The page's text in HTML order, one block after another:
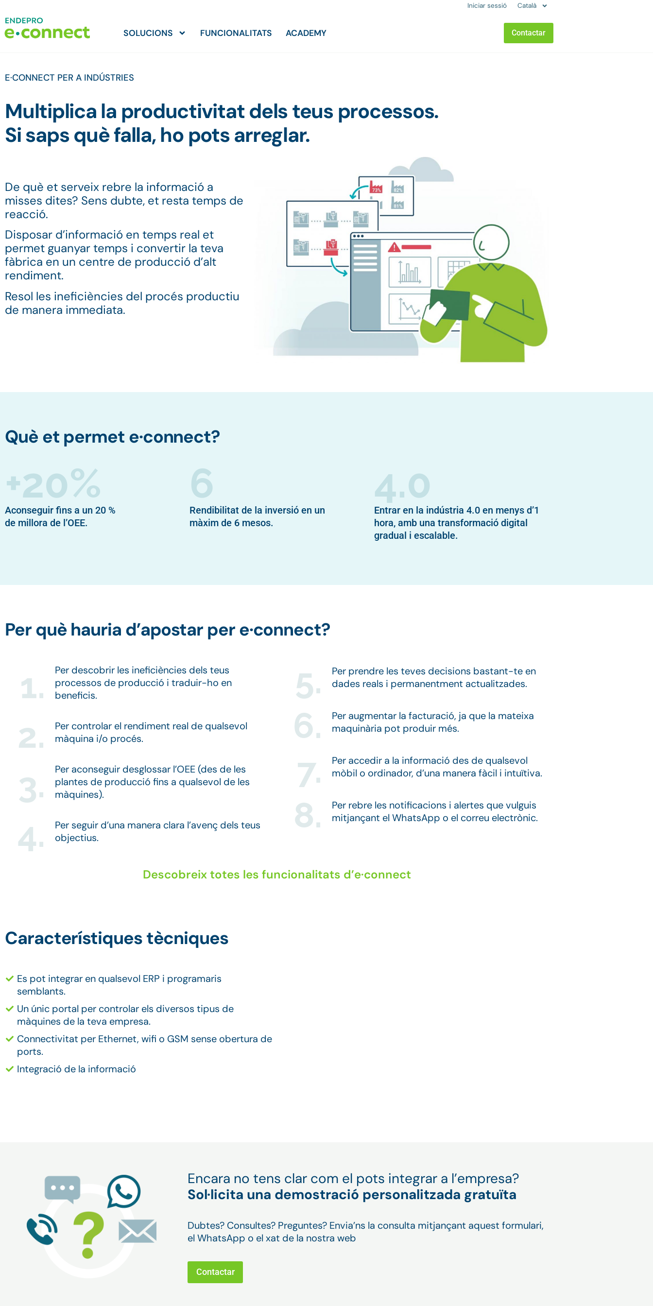
Iniciar sessió Català
SOLUCIONS FUNCIONALITATS ACADEMY Contactar
E·CONNECT PER A INDÚSTRIES
Multiplica la productivitat dels teus processos.
Si saps què falla, ho pots arreglar.
De què et serveix rebre la informació a
misses dites? Sens dubte, et resta temps de
reacció.
Disposar d’informació en temps real et
permet guanyar temps i convertir la teva
fàbrica en un centre de producció d’alt
rendiment.
Resol les ineficiències del procés productiu
de manera immediata.
Què et permet e·connect?
+20%
Aconseguir fins a un 20 %
de millora de l’OEE.
6
Rendibilitat de la inversió en un
màxim de 6 mesos.
4.0
Entrar en la indústria 4.0 en menys d’1
hora, amb una transformació digital
gradual i escalable.
Per què hauria d’apostar per e·connect?
1.
Per descobrir les ineficiències dels teus
processos de producció i traduir-ho en
beneficis.
2.
Per controlar el rendiment real de qualsevol
màquina i/o procés.
3.
Per aconseguir desglossar l’OEE (des de les
plantes de producció fins a qualsevol de les
màquines).
4.
Per seguir d’una manera clara l’avenç dels teus
objectius.
5.
Per prendre les teves decisions bastant-te en
dades reals i permanentment actualitzades.
6.
Per augmentar la facturació, ja que la mateixa
maquinària pot produir més.
7.
Per accedir a la informació des de qualsevol
mòbil o ordinador, d’una manera fàcil i intuïtiva.
8.
Per rebre les notificacions i alertes que vulguis
mitjançant el WhatsApp o el correu electrònic.
Descobreix totes les funcionalitats d’e·connect
Característiques tècniques
Es pot integrar en qualsevol ERP i programaris
semblants.
Un únic portal per controlar els diversos tipus de
màquines de la teva empresa.
Connectivitat per Ethernet, wifi o GSM sense obertura de
ports.
Integració de la informació
Encara no tens clar com el pots integrar a l’empresa?
Sol·licita una demostració personalitzada gratuïta
Dubtes? Consultes? Preguntes? Envia’ns la consulta mitjançant aquest formulari,
el WhatsApp o el xat de la nostra web
Contactar